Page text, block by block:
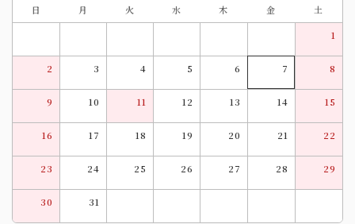
日 月 火 水 木 金
土
1
2 3 4 5 6 7 8
9 10 11 12 13 14 15
16 17 18 19 20 21 22
23 24 25 26 27 28 29
30 31